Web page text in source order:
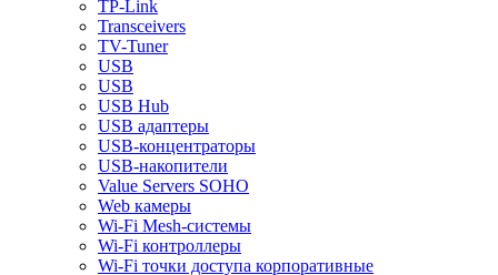
TP-Link
Transceivers
TV-Tuner
USB
USB
USB Hub
USB адаптеры
USB-концентраторы
USB-накопители
Value Servers SOHO
Web камеры
Wi-Fi Mesh-системы
Wi-Fi контроллеры
Wi-Fi точки доступа корпоративные